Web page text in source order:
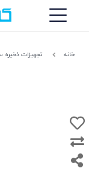
خانه تجهیزات ذخیره